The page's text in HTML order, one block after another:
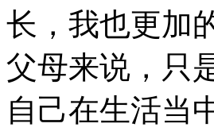
长，我也更加
父母来说，只
自己在生活当